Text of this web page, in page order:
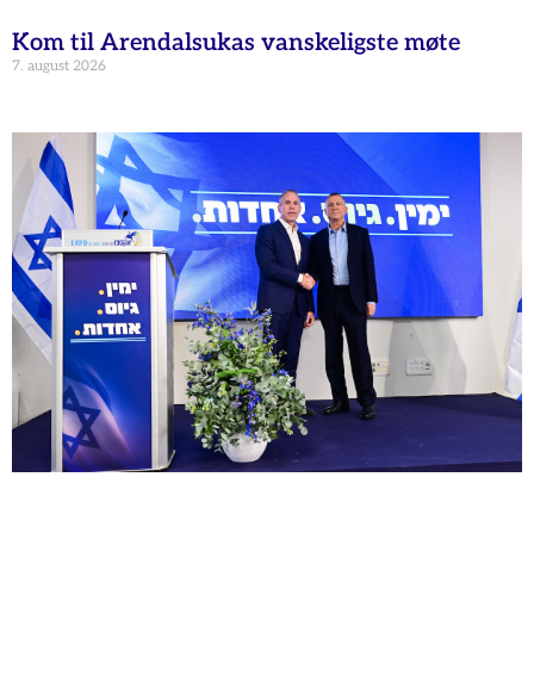
Kom til Arendalsukas vanskeligste møte
7. august 2026